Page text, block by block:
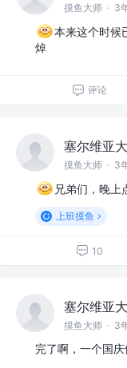
摸鱼大师 · 3
本来这个时候
焯
评论
塞尔维亚
摸鱼大师 · 3
兄弟们，晚上
上班摸鱼
10
塞尔维亚
摸鱼大师 · 3
完了啊，一个国